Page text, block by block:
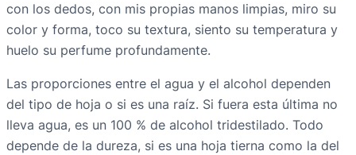
con los dedos, con mis propias manos limpias, miro su
color y forma, toco su textura, siento su temperatura y
huelo su perfume profundamente.
Las proporciones entre el agua y el alcohol dependen
del tipo de hoja o si es una raíz. Si fuera esta última no
lleva agua, es un 100 % de alcohol tridestilado. Todo
depende de la dureza, si es una hoja tierna como la del